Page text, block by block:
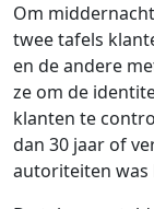
Om
twee tafels
en de andere
ze om de
klanten te
dan 30 jaar of
autoriteiten was